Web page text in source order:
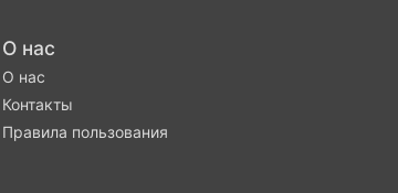
О нас
О нас
Контакты
Правила пользования